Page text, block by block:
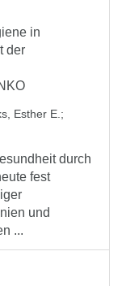
in
der
Esther E. ;
durch
fest
und
...